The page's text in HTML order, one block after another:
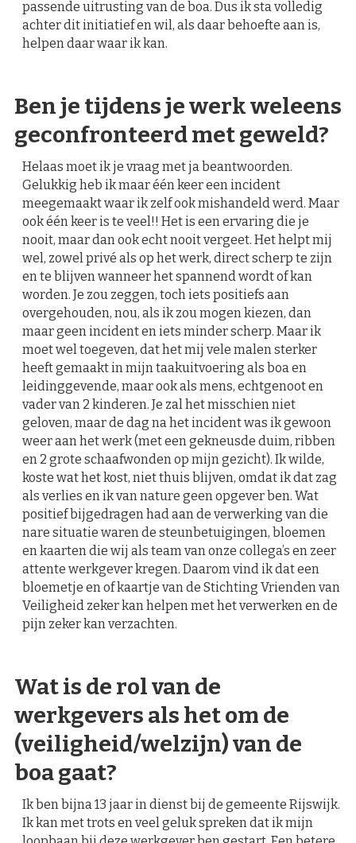
passende uitrusting van de boa. Dus ik sta volledig
achter dit initiatief en wil, als daar behoefte aan is,
helpen daar waar ik kan.
Ben je tijdens je werk weleens
geconfronteerd met geweld?
Helaas moet ik je vraag met ja beantwoorden.
Gelukkig heb ik maar één keer een incident
meegemaakt waar ik zelf ook mishandeld werd. Maar
ook één keer is te veel!! Het is een ervaring die je
nooit, maar dan ook echt nooit vergeet. Het helpt mij
wel, zowel privé als op het werk, direct scherp te zijn
en te blijven wanneer het spannend wordt of kan
worden. Je zou zeggen, toch iets positiefs aan
overgehouden, nou, als ik zou mogen kiezen, dan
maar geen incident en iets minder scherp. Maar ik
moet wel toegeven, dat het mij vele malen sterker
heeft gemaakt in mijn taakuitvoering als boa en
leidinggevende, maar ook als mens, echtgenoot en
vader van 2 kinderen. Je zal het misschien niet
geloven, maar de dag na het incident was ik gewoon
weer aan het werk (met een gekneusde duim, ribben
en 2 grote schaafwonden op mijn gezicht). Ik wilde,
koste wat het kost, niet thuis blijven, omdat ik dat zag
als verlies en ik van nature geen opgever ben. Wat
positief bijgedragen had aan de verwerking van die
nare situatie waren de steunbetuigingen, bloemen
en kaarten die wij als team van onze collega’s en zeer
attente werkgever kregen. Daarom vind ik dat een
bloemetje en of kaartje van de Stichting Vrienden van
Veiligheid zeker kan helpen met het verwerken en de
pijn zeker kan verzachten.
Wat is de rol van de
werkgevers als het om de
(veiligheid/welzijn) van de
boa gaat?
Ik ben bijna 13 jaar in dienst bij de gemeente Rijswijk.
Ik kan met trots en veel geluk spreken dat ik mijn